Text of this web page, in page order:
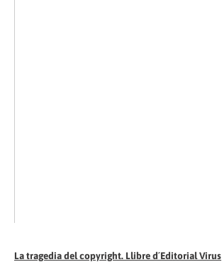
La tragedia del copyright. Llibre d´Editorial Virus